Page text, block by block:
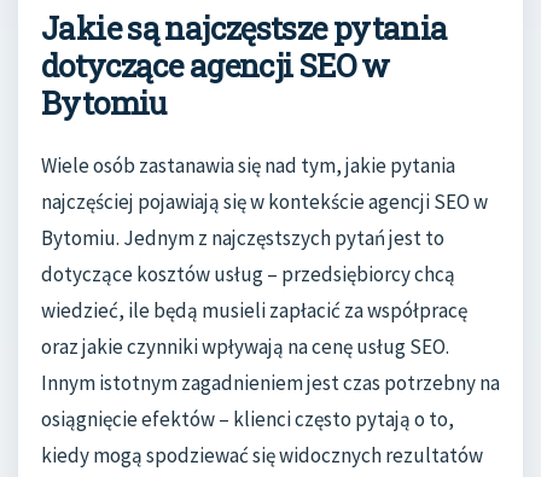
Jakie są najczęstsze pytania
dotyczące agencji SEO w
Bytomiu
Wiele osób zastanawia się nad tym, jakie pytania
najczęściej pojawiają się w kontekście agencji SEO w
Bytomiu. Jednym z najczęstszych pytań jest to
dotyczące kosztów usług – przedsiębiorcy chcą
wiedzieć, ile będą musieli zapłacić za współpracę
oraz jakie czynniki wpływają na cenę usług SEO.
Innym istotnym zagadnieniem jest czas potrzebny na
osiągnięcie efektów – klienci często pytają o to,
kiedy mogą spodziewać się widocznych rezultatów